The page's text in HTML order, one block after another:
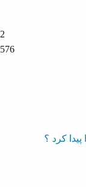
2
576
کرد ؟